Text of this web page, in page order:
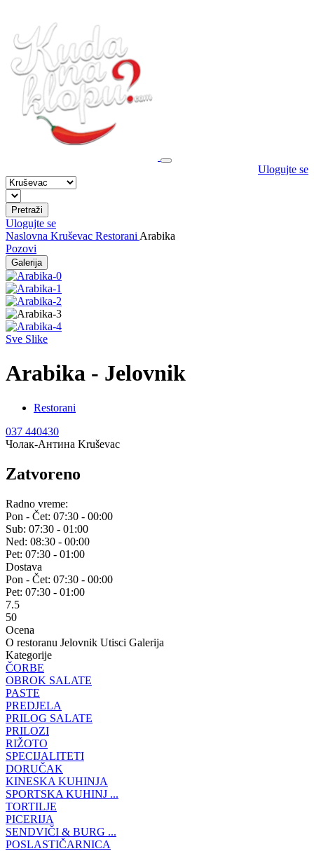
Ulogujte se
Pretraži
Ulogujte se
Naslovna Kruševac Restorani Arabika
Pozovi
Galerija
Sve Slike
Arabika - Jelovnik
Restorani
037 440430
Чолак-Антина Kruševac
Zatvoreno
Radno vreme:
Pon - Čet: 07:30 - 00:00
Sub: 07:30 - 01:00
Ned: 08:30 - 00:00
Pet: 07:30 - 01:00
Dostava
Pon - Čet: 07:30 - 00:00
Pet: 07:30 - 01:00
7.5
50
Ocena
O restoranu Jelovnik Utisci Galerija
Kategorije
ČORBE
OBROK SALATE
PASTE
PREDJELA
PRILOG SALATE
PRILOZI
RIŽOTO
SPECIJALITETI
DORUČAK
KINESKA KUHINJA
SPORTSKA KUHINJ ...
TORTILJE
PICERIJA
SENDVIČI & BURG ...
POSLASTIČARNICA